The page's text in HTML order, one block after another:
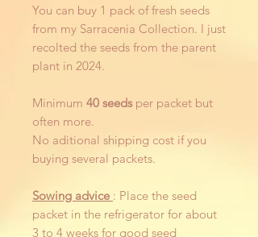
You can buy 1 pack of fresh seeds
from my Sarracenia Collection. I just
recolted the seeds from the parent
plant in 2024.
Minimum 40 seedsper packet but
often more.
No aditional shipping cost if you
buying several packets.
Sowing advice : Place the seed
packet in the refrigerator for about
3 to 4 weeks for good seed